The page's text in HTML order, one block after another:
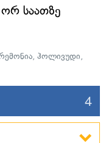
ორ საათზე
, ჰოლივუდი,
4